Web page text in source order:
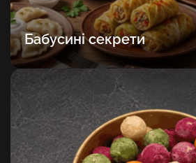
Бабусині секрети